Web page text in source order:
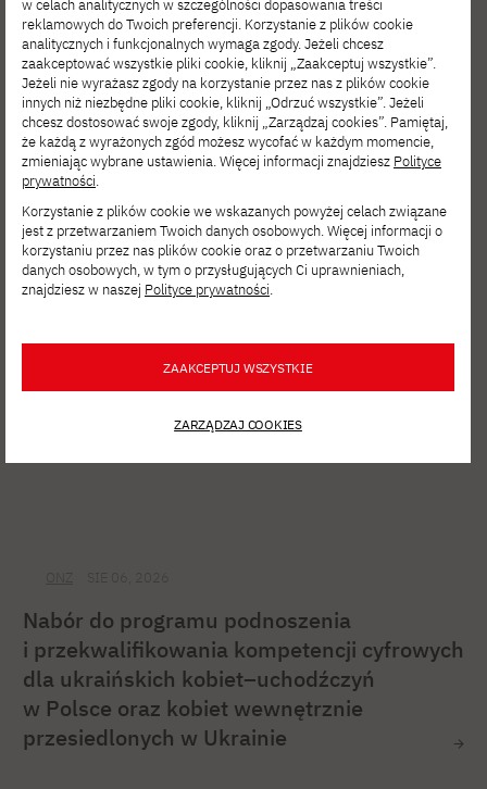
SIE 06, 2026
Film Spring Open – zgłoś się
na interdyscyplinarne warsztaty filmowe!
Nabór do programu podnoszenia
i przekwalifikowania kompetencji cyfrowych
dla ukraińskich kobiet–uchodźczyń
w Polsce oraz kobiet wewnętrznie
przesiedlonych w Ukrainie
w celach analitycznych w szczególności dopasowania treści
reklamowych do Twoich preferencji. Korzystanie z plików cookie
analitycznych i funkcjonalnych wymaga zgody. Jeżeli chcesz
zaakceptować wszystkie pliki cookie, kliknij „Zaakceptuj wszystkie”.
Jeżeli nie wyrażasz zgody na korzystanie przez nas z plików cookie
innych niż niezbędne pliki cookie, kliknij „Odrzuć wszystkie”. Jeżeli
chcesz dostosować swoje zgody, kliknij „Zarządzaj cookies”. Pamiętaj,
że każdą z wyrażonych zgód możesz wycofać w każdym momencie,
zmieniając wybrane ustawienia. Więcej informacji znajdziesz Polityce
prywatności.
Korzystanie z plików cookie we wskazanych powyżej celach związane
jest z przetwarzaniem Twoich danych osobowych. Więcej informacji o
korzystaniu przez nas plików cookie oraz o przetwarzaniu Twoich
danych osobowych, w tym o przysługujących Ci uprawnieniach,
znajdziesz w naszej Polityce prywatności.
ZAAKCEPTUJ WSZYSTKIE
ZARZĄDZAJ COOKIES